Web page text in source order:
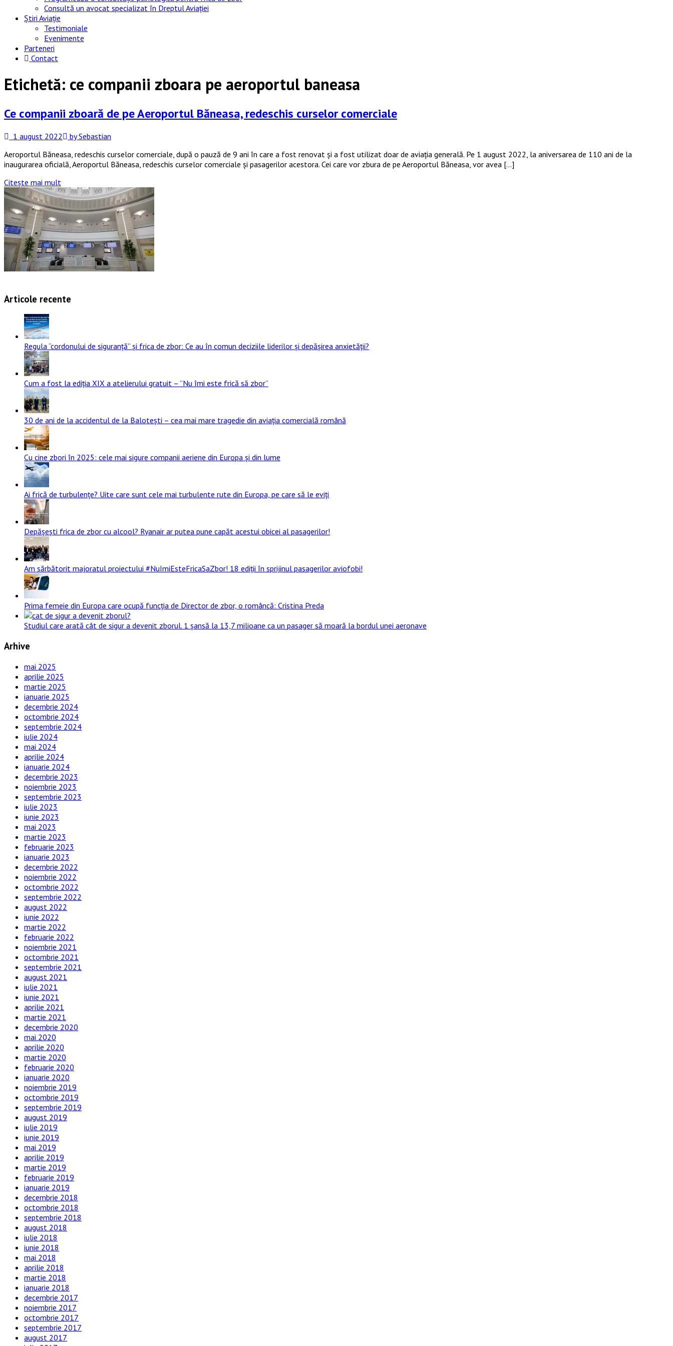
Consultă un avocat specializat în Dreptul Aviației
Știri Aviație
Testimoniale
Evenimente
Parteneri
Contact
Etichetă: ce companii zboara pe aeroportul baneasa
Ce companii zboară de pe Aeroportul Băneasa, redeschis curselor comerciale
1 august 2022
by Sebastian
Aeroportul Băneasa, redeschis curselor comerciale, după o pauză de 9 ani în care a fost renovat și a fost utilizat doar de aviația generală. Pe 1 august 2022, la aniversarea de 110 ani de la
inaugurarea oficială, Aeroportul Băneasa, redeschis curselor comerciale și pasagerilor acestora. Cei care vor zbura de pe Aeroportul Băneasa, vor avea […]
Citește mai mult
Articole recente
Regula “cordonului de siguranță” și frica de zbor: Ce au în comun deciziile liderilor și depășirea anxietății?
Cum a fost la ediția XIX a atelierului gratuit – ”Nu îmi este frică să zbor”
30 de ani de la accidentul de la Balotești – cea mai mare tragedie din aviația comercială română
Cu cine zbori în 2025: cele mai sigure companii aeriene din Europa și din lume
Ai frică de turbulențe? Uite care sunt cele mai turbulente rute din Europa, pe care să le eviți
Depășești frica de zbor cu alcool? Ryanair ar putea pune capăt acestui obicei al pasagerilor!
Am sărbătorit majoratul proiectului #NuImiEsteFricaSaZbor! 18 ediții în sprijinul pasagerilor aviofobi!
Prima femeie din Europa care ocupă funcția de Director de zbor, o româncă: Cristina Preda
Studiul care arată cât de sigur a devenit zborul. 1 șansă la 13,7 milioane ca un pasager să moară la bordul unei aeronave
Arhive
mai 2025
aprilie 2025
martie 2025
ianuarie 2025
decembrie 2024
octombrie 2024
septembrie 2024
iulie 2024
mai 2024
aprilie 2024
ianuarie 2024
decembrie 2023
noiembrie 2023
septembrie 2023
iulie 2023
iunie 2023
mai 2023
martie 2023
februarie 2023
ianuarie 2023
decembrie 2022
noiembrie 2022
octombrie 2022
septembrie 2022
august 2022
iunie 2022
martie 2022
februarie 2022
noiembrie 2021
octombrie 2021
septembrie 2021
august 2021
iulie 2021
iunie 2021
aprilie 2021
martie 2021
decembrie 2020
mai 2020
aprilie 2020
martie 2020
februarie 2020
ianuarie 2020
noiembrie 2019
octombrie 2019
septembrie 2019
august 2019
iulie 2019
iunie 2019
mai 2019
aprilie 2019
martie 2019
februarie 2019
ianuarie 2019
decembrie 2018
octombrie 2018
septembrie 2018
august 2018
iulie 2018
iunie 2018
mai 2018
aprilie 2018
martie 2018
ianuarie 2018
decembrie 2017
noiembrie 2017
octombrie 2017
septembrie 2017
august 2017